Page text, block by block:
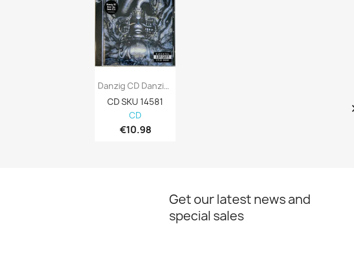
Danzig CD Danzig III -How Gods Kill - CD
CD SKU 14581
CD
€10.98

Get our latest news and
special sales